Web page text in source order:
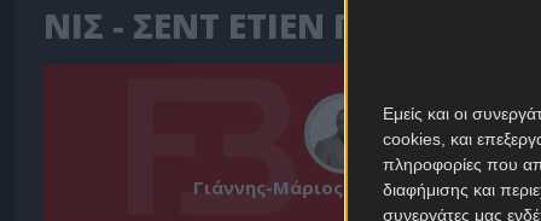
Εμείς και οι
cookies, και
πληροφορίες που
διαφήμισης και
συνεργάτες μας
ΝΙΣ - ΣΕΝΤ ΕΤΙΕΝ
Γιάννης-Μάριος Παπαδόπουλος